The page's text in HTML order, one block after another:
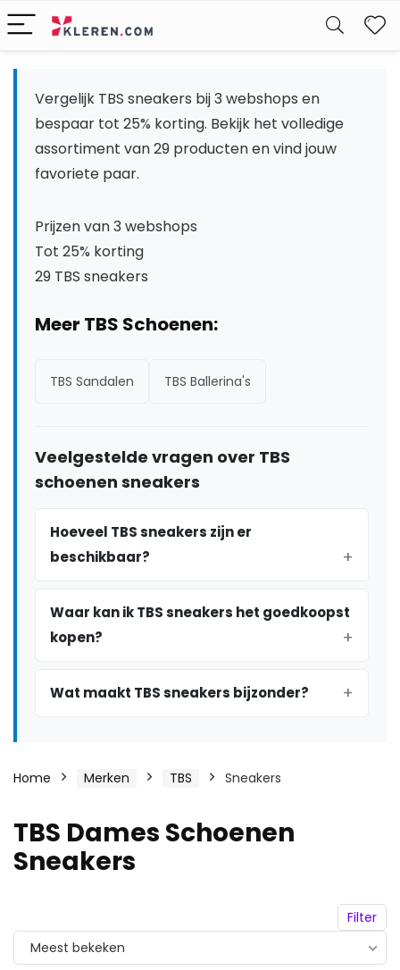
Vergelijk TBS sneakers bij 3 webshops en
bespaar tot 25% korting. Bekijk het volledige
assortiment van 29 producten en vind jouw
favoriete paar.
Prijzen van 3 webshops
Tot 25% korting
29 TBS sneakers
Meer TBS Schoenen:
TBS Sandalen TBS Ballerina's
Veelgestelde vragen over TBS
schoenen sneakers
Hoeveel TBS sneakers zijn er
beschikbaar?
Waar kan ik TBS sneakers het goedkoopst
kopen?
Wat maakt TBS sneakers bijzonder?
Home Merken TBS Sneakers
TBS Dames Schoenen
Sneakers
Filter
Meest bekeken